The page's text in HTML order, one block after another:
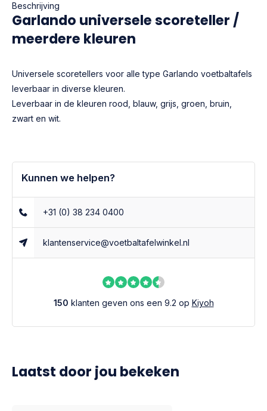
Beschrijving
Garlando universele scoreteller /
meerdere kleuren
Universele scoretellers voor alle type Garlando voetbaltafels
leverbaar in diverse kleuren.
Leverbaar in de kleuren rood, blauw, grijs, groen, bruin,
zwart en wit.
Kunnen we helpen?
+31 (0) 38 234 0400
klantenservice@voetbaltafelwinkel.nl
150 klanten geven ons een 9.2 op Kiyoh
Laatst door jou bekeken